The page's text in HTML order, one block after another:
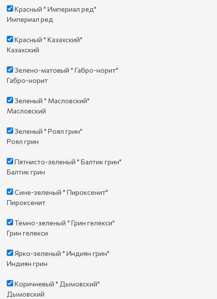
Красный " Империал ред"
Империал ред
Красный " Казахский"
Казахский
Зелено-матовый " Габро-норит"
Габро-норит
Зеленый " Масловский"
Масловский
Зеленый " Роял грин"
Роял грин
Пятнисто-зеленый " Балтик грин"
Балтик грин
Сине-зеленый " Пироксенит"
Пироксенит
Темно-зеленый " Грин гелекси"
Грин гелекси
Ярко-зеленый " Индиян грин"
Индиян грин
Коричневый " Дымовский"
Дымовский